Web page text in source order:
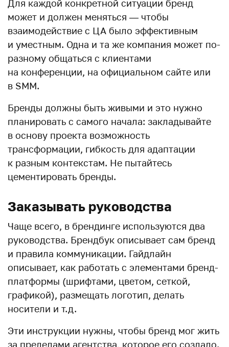
Для каждой конкретной ситуации бренд
может и должен меняться — чтобы
взаимодействие с ЦА было эффективным
и уместным. Одна и та же компания может по-
разному общаться с клиентами
на конференции, на официальном сайте или
в SMM.
Бренды должны быть живыми и это нужно
планировать с самого начала: закладывайте
в основу проекта возможность
трансформации, гибкость для адаптации
к разным контекстам. Не пытайтесь
цементировать бренды.
Заказывать руководства
Чаще всего, в брендинге используются два
руководства. Брендбук описывает сам бренд
и правила коммуникации. Гайдлайн
описывает, как работать с элементами бренд-
платформы (шрифтами, цветом, сеткой,
графикой), размещать логотип, делать
носители и т.д.
Эти инструкции нужны, чтобы бренд мог жить
за пределами агентства, которое его создало.